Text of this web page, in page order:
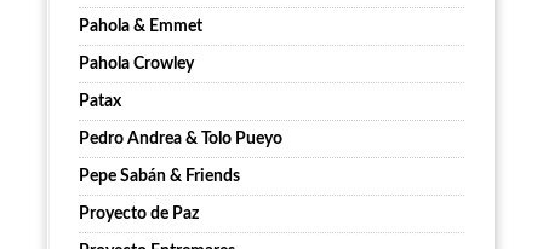
Pahola & Emmet
Pahola Crowley
Patax
Pedro Andrea & Tolo Pueyo
Pepe Sabán & Friends
Proyecto de Paz